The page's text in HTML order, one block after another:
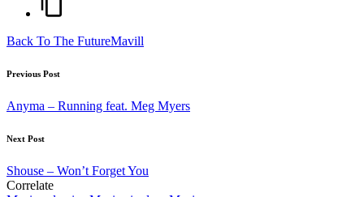
Tags:
Back To The FutureMavill
Post
navigation
Previous Post
Anyma – Running feat. Meg Myers
Next Post
Shouse – Won’t Forget You
Correlate